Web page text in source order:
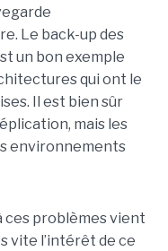
Le back-up des
un bon exemple
qui ont le
Il est bien sûr
mais les
environnements
ces problèmes vient
vite l’intérêt de ce